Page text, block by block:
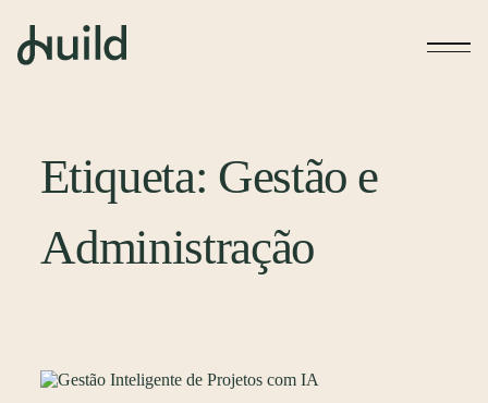
Etiqueta: Gestão e
Administração